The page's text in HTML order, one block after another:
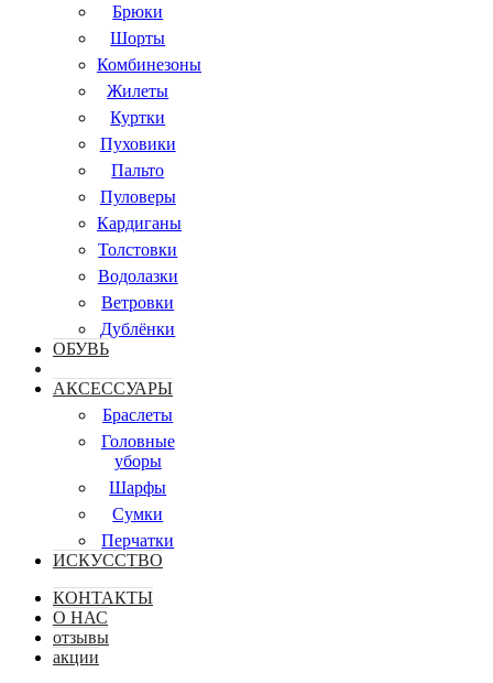
Брюки
Шорты
Комбинезоны
Жилеты
Куртки
Пуховики
Пальто
Пуловеры
Кардиганы
Толстовки
Водолазки
Ветровки
Дублёнки
ОБУВЬ
АКСЕССУАРЫ
Браслеты
Головные
уборы
Шарфы
Сумки
Перчатки
ИСКУССТВО
КОНТАКТЫ
О НАС
отзывы
акции